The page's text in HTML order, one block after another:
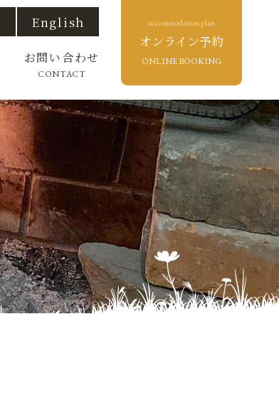
お問い合わせ
CONTACT
English accommodation plan
オンライン予約
ONLINE BOOKING